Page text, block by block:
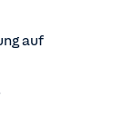
auf